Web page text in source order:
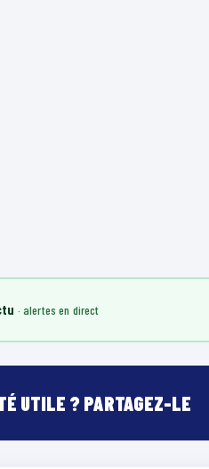
UTILE ? PARTAGEZ-LE